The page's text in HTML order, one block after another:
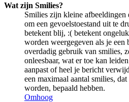
Wat zijn Smilies?
Smilies zijn kleine
om een gevoelstoestand uit te
betekent blij, :( betekent
worden weergegeven als je een
overdadig gebruik van smilies,
onleesbaar, wat er toe kan
aanpast of heel je bericht
een maximaal aantal smilies,
worden, bepaald hebben.
Omhoog